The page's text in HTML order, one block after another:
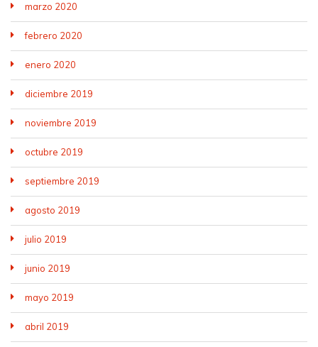
marzo 2020
febrero 2020
enero 2020
diciembre 2019
noviembre 2019
octubre 2019
septiembre 2019
agosto 2019
julio 2019
junio 2019
mayo 2019
abril 2019